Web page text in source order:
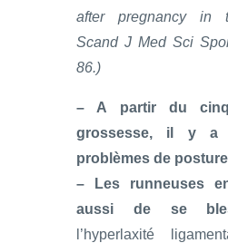
after pregnancy in
Scand J Med Sci
86.)
– A partir du
grossesse, il y a
problèmes de
– Les runneuses
aussi de se
l’hyperlaxité